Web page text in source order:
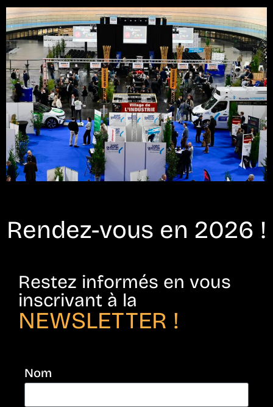
Rendez-vous en 2026 !
Restez informés en vous
inscrivant à la
NEWSLETTER !
Nom